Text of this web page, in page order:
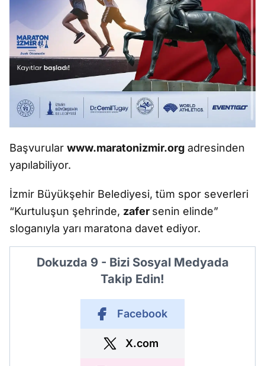
Başvurular www.maratonizmir.org adresinden
yapılabiliyor.
İzmir Büyükşehir Belediyesi, tüm spor severleri
“Kurtuluşun şehrinde, zafer senin elinde”
sloganıyla yarı maratona davet ediyor.
Dokuzda 9 - Bizi Sosyal Medyada
Takip Edin!
Facebook
X.com